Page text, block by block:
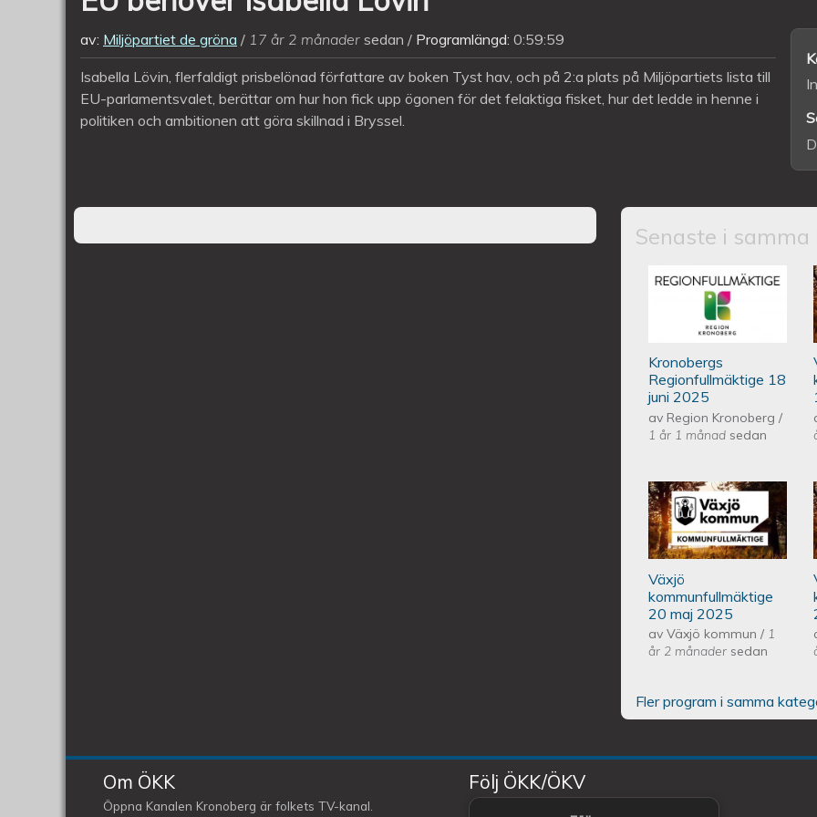
av: Miljöpartiet de gröna 17 år 2 månader sedan Programlängd: 0:59:59
Isabella Lövin, flerfaldigt prisbelönad författare av boken Tyst hav, och på 2:a plats på Miljöpartiets lista till
EU-parlamentsvalet, berättar om hur hon fick upp ögonen för det felaktiga fisket, hur det ledde in henne i
politiken och ambitionen att göra skillnad i Bryssel.
Senaste i samma
Kronobergs
Kronobergs
Regionfullmäktige 18
juni 2025
av Region Kronoberg/
1 år 1 månad sedan
Växjös
Växjö
kommunfullmäktige
20 maj 2025
avVäxjö kommun/ 1
år 2 månader sedan
Fler program i samma
Om ÖKK
Öppna Kanalen Kronoberg är folkets TV-kanal.
Följ ÖKK/ÖKV